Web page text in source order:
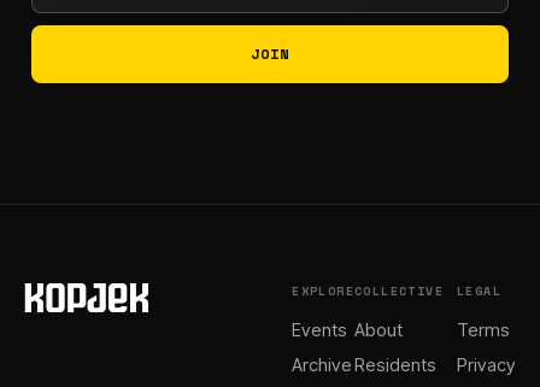
JOIN
EXPLORE
Events
Archive
COLLECTIVE
About
Residents
LEGAL
Terms
Privacy